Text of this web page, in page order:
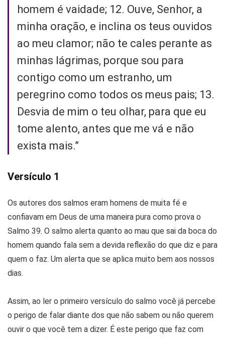
homem é vaidade; 12. Ouve, Senhor, a
minha oração, e inclina os teus ouvidos
ao meu clamor; não te cales perante as
minhas lágrimas, porque sou para
contigo como um estranho, um
peregrino como todos os meus pais; 13.
Desvia de mim o teu olhar, para que eu
tome alento, antes que me vá e não
exista mais.”
Versículo 1
Os autores dos salmos eram homens de muita fé e
confiavam em Deus de uma maneira pura como prova o
Salmo 39. O salmo alerta quanto ao mau que sai da boca do
homem quando fala sem a devida reflexão do que diz e para
quem o faz. Um alerta que se aplica muito bem aos nossos
dias.
Assim, ao ler o primeiro versículo do salmo você já percebe
o perigo de falar diante dos que não sabem ou não querem
ouvir o que você tem a dizer. É este perigo que faz com